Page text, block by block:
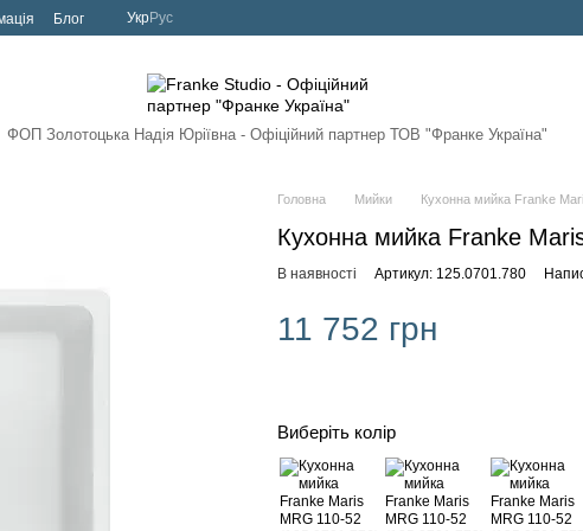
Блог УкрРус
ФОП Золотоцька Надія Юріївна - Офіційний партнер ТОВ "Франке Україна"
Головна Мийки Кухонна мийка Franke
Кухонна мийка Franke
В наявності Артикул: 125.0701.780
11 752 грн
Виберіть колір